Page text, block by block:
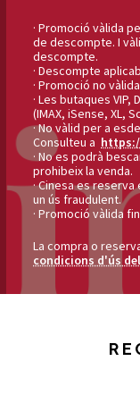
· Promoció vàlida
de descompte. I
descompte.
· Descompte
· Promoció no
· Les butaques
(IMAX, iSense, XL,
· No vàlid per a
Consulteu a
· No es podrà
prohibeix la venda.
· Cinesa es
un ús fraudulent.
· Promoció vàlida
La compra o
condicions d'ús